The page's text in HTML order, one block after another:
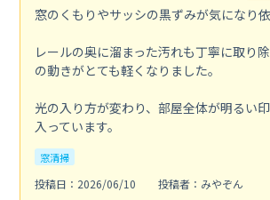
窓のくもりやサッシの黒ずみが気になり依
レールの奥に溜まった汚れも丁寧に取り
の動きがとても軽くなりました。
光の入り方が変わり、部屋全体が明るい
入っています。
窓清掃
投稿日：2026/06/10
投稿者：みやぞん